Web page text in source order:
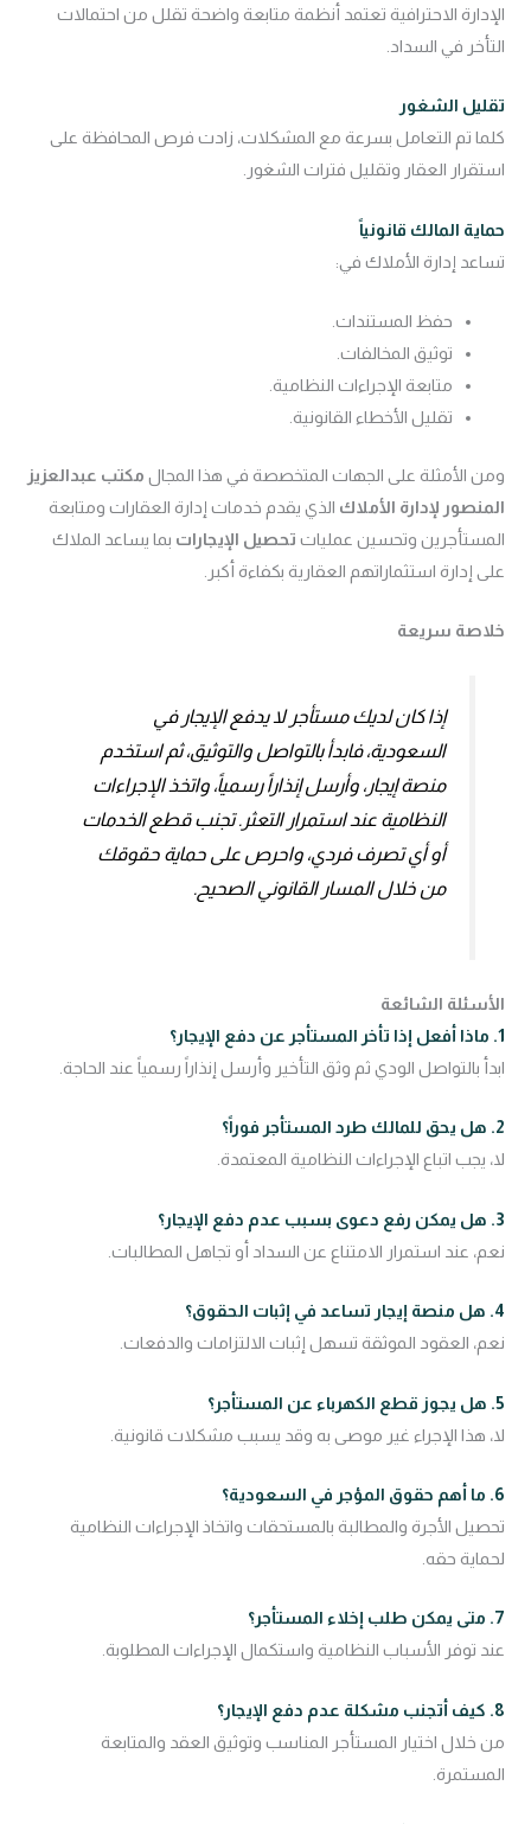
الإدارة الاحترافية تعتمد أنظمة متابعة واضحة تقلل من احتمالات
التأخر في السداد.
تقليل الشغور
كلما تم التعامل بسرعة مع المشكلات، زادت فرص المحافظة على
استقرار العقار وتقليل فترات الشغور.
حماية المالك قانونياً
تساعد إدارة الأملاك في:
حفظ المستندات.
توثيق المخالفات.
متابعة الإجراءات النظامية.
تقليل الأخطاء القانونية.
ومن الأمثلة على الجهات المتخصصة في هذا المجال مكتب عبدالعزيز
المنصور لإدارة الأملاك الذي يقدم خدمات إدارة العقارات ومتابعة
المستأجرين وتحسين عمليات تحصيل الإيجارات بما يساعد الملاك
على إدارة استثماراتهم العقارية بكفاءة أكبر.
خلاصة سريعة
إذا كان لديك مستأجر لا يدفع الإيجار في
السعودية، فابدأ بالتواصل والتوثيق، ثم استخدم
منصة إيجار، وأرسل إنذاراً رسمياً، واتخذ الإجراءات
النظامية عند استمرار التعثر. تجنب قطع الخدمات
أو أي تصرف فردي، واحرص على حماية حقوقك
من خلال المسار القانوني الصحيح.
الأسئلة الشائعة
1. ماذا أفعل إذا تأخر المستأجر عن دفع الإيجار؟
ابدأ بالتواصل الودي ثم وثق التأخير وأرسل إنذاراً رسمياً عند الحاجة.
2. هل يحق للمالك طرد المستأجر فوراً؟
لا، يجب اتباع الإجراءات النظامية المعتمدة.
3. هل يمكن رفع دعوى بسبب عدم دفع الإيجار؟
نعم، عند استمرار الامتناع عن السداد أو تجاهل المطالبات.
4. هل منصة إيجار تساعد في إثبات الحقوق؟
نعم، العقود الموثقة تسهل إثبات الالتزامات والدفعات.
5. هل يجوز قطع الكهرباء عن المستأجر؟
لا، هذا الإجراء غير موصى به وقد يسبب مشكلات قانونية.
6. ما أهم حقوق المؤجر في السعودية؟
تحصيل الأجرة والمطالبة بالمستحقات واتخاذ الإجراءات النظامية
لحماية حقه.
7. متى يمكن طلب إخلاء المستأجر؟
عند توفر الأسباب النظامية واستكمال الإجراءات المطلوبة.
8. كيف أتجنب مشكلة عدم دفع الإيجار؟
من خلال اختيار المستأجر المناسب وتوثيق العقد والمتابعة
المستمرة.